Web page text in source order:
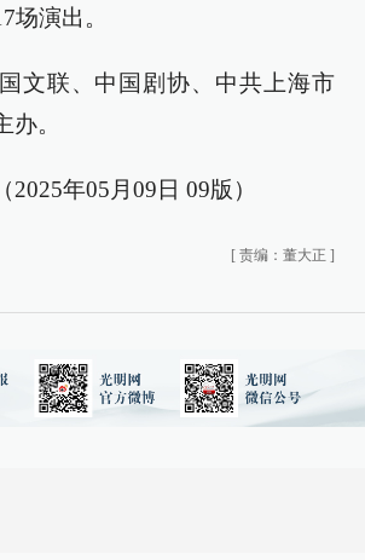
场演出。
文联、中国剧协、中共上海市
。
2025年05月09日 09版）
[ 责编：董大正 ]